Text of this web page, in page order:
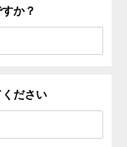
か？
ださい